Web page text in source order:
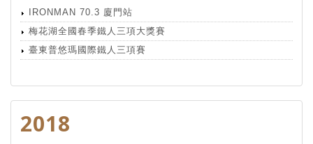
IRONMAN 70.3 廈門站
梅花湖全國春季鐵人三項大獎賽
臺東普悠瑪國際鐵人三項賽
2018